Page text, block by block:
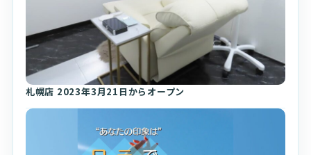
札幌店 2023年3月21日からオープン